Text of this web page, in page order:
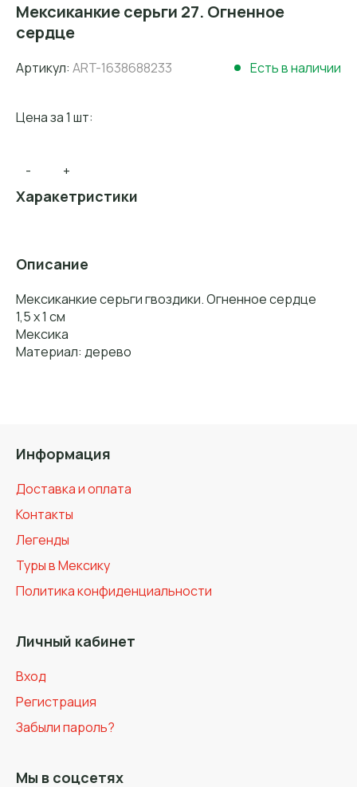
Мексиканкие серьги 27. Огненное
сердце
Артикул: ART-1638688233 Есть в наличии
Цена за 1 шт:
- +
Харакетристики
Описание
Мексиканкие серьги гвоздики. Огненное сердце
1,5 х 1 см
Мексика
Материал: дерево
Информация
Доставка и оплата
Контакты
Легенды
Туры в Мексику
Политика конфиденциальности
Личный кабинет
Вход
Регистрация
Забыли пароль?
Мы в соцсетях